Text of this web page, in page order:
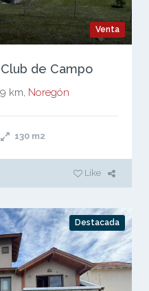
Venta
de Campo
km, Noregón
130 m2
Like
Destacada